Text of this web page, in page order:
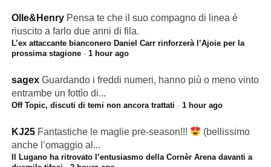
Olle&Henry Pensa te che il suo compagno di linea é
riuscito a farlo due anni di fila.
L’ex attaccante bianconero Daniel Carr rinforzerà l’Ajoie per la
prossima stagione· 1 hour ago
sagex Guardando i freddi numeri, hanno più o meno vinto
entrambe un fottìo di...
Off Topic, discuti di temi non ancora trattati · 1 hour ago
KJ25 Fantastiche le maglie pre-season!!!
(bellissimo
anche l’omaggio al...
Il Lugano ha ritrovato l’entusiasmo della Cornèr Arena davanti a